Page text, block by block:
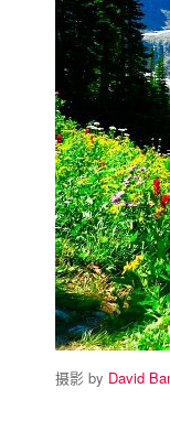
摄影 by David